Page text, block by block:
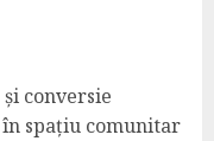
și conversie
în spațiu comunitar